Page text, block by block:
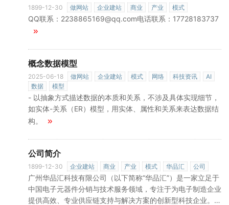
1899-12-30 做网站 企业建站 商业 产业 模式
QQ联系：2238865169@qq.com电话联系：17728183737
»
概念数据模型
2025-06-18 做网站 企业建站 模式 网络 科技资讯
AI
数据
模型
- 以抽象方式描述数据的本质和关系，不涉及具体实现细节，
如实体-关系（ER）模型，用实体、属性和关系来表达数据结
构。
»
公司简介
1899-12-30 企业建站 商业 产业 模式 华品汇 公司
广州华品汇科技有限公司（以下简称“华品汇”）是一家立足于
中国电子元器件分销与技术服务领域，专注于为电子制造企业
提供高效、专业供应链支持与解决方案的创新型科技企业。公